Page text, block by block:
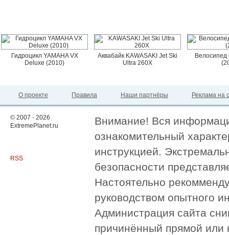
Гидроцикл YAMAHA VX
Deluxe (2010)
Аквабайк KAWASAKI Jet Ski
Ultra 260X
Велосипед
О проекте Правила Наши партнёры Реклама на
© 2007 - 2026
ExtremePlanet.ru
RSS
Внимание! Вся
ознакомительный
инструкцией.
безопасности
Настоятельно
руководством опытного
Администрация сайта
причинённый прямой или